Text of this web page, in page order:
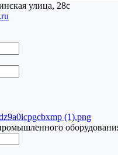
улица, 28с